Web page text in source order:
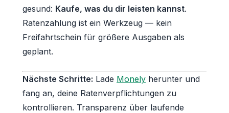
gesund: Kaufe, was du dir leisten kannst.
Ratenzahlung ist ein Werkzeug — kein
Freifahrtschein für größere Ausgaben als
geplant.
Nächste Schritte: Lade Monely herunter und
fang an, deine Ratenverpflichtungen zu
kontrollieren. Transparenz über laufende